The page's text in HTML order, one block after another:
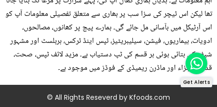
تھا لیکن اس ٹیچر کی سزا سب پر بھاری سے متعلق تفصیلی معلومات آپ کو
اس آرٹیکل میں بآسانی مل جائے گی۔ ہمارے پیج پر کھانوں، مصالحوں،
ادویات، بیماریوں، فیشن، سیلیبریٹیز، ٹپس اینڈ ٹرکس، ہربلسٹ اور مشہور
شیف کی بتائی ہوئی ہر قسم کی ٹپ دستیاب ہے۔ مزید لائف ٹپس، صحت،
قدرتی اجزاء اور ماڈرن ریمیڈی کے فوڈز میں موجود ہے۔
© All Rights Reseverd by Kfoods.com
Get Alerts